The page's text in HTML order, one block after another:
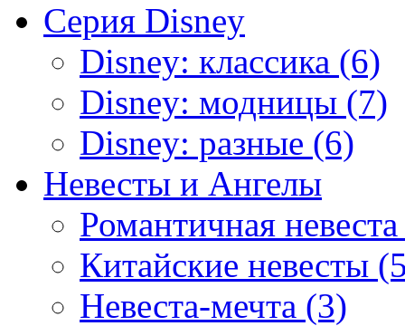
Серия Disney
Disney: классика (6)
Disney: модницы (7)
Disney: разные (6)
Невесты и Ангелы
Романтичная
Китайские невесты
Невеста-мечта (3)